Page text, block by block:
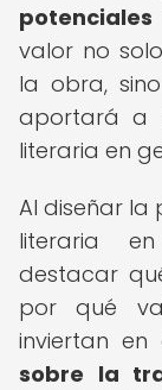
valor no
la obra,
aportará a
literaria en
Al diseñar
literaria
destacar
por qué
inviertan en
sobre la